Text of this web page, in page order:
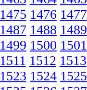
1475 1476 1477
1487 1488 1489
1499 1500 1501
1511 1512 1513
1523 1524 1525